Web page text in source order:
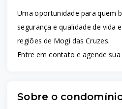
Uma oportunidade para quem
segurança e qualidade de vida
regiões de Mogi das Cruzes.
Entre em contato e agende sua
Sobre o